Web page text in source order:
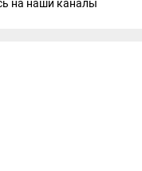
на наши каналы